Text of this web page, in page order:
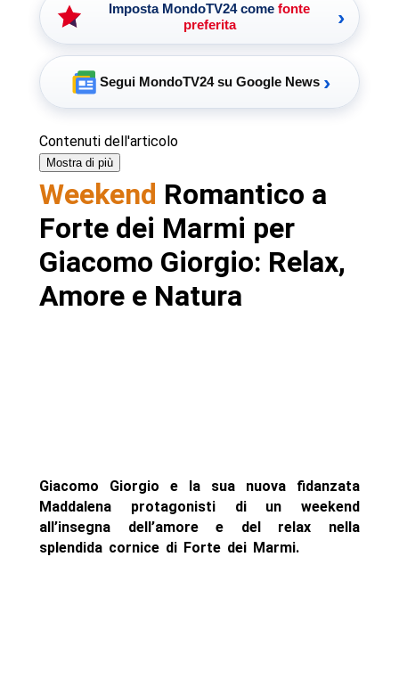
Imposta MondoTV24 come fonte
preferita
›
Segui MondoTV24 su Google News ›
Contenuti dell'articolo
Mostra di più
Weekend Romantico a
Forte dei Marmi per
Giacomo Giorgio: Relax,
Amore e Natura
Giacomo Giorgio e la sua nuova fidanzata
Maddalena protagonisti di un weekend
all’insegna dell’amore e del relax nella
splendida cornice di Forte dei Marmi.